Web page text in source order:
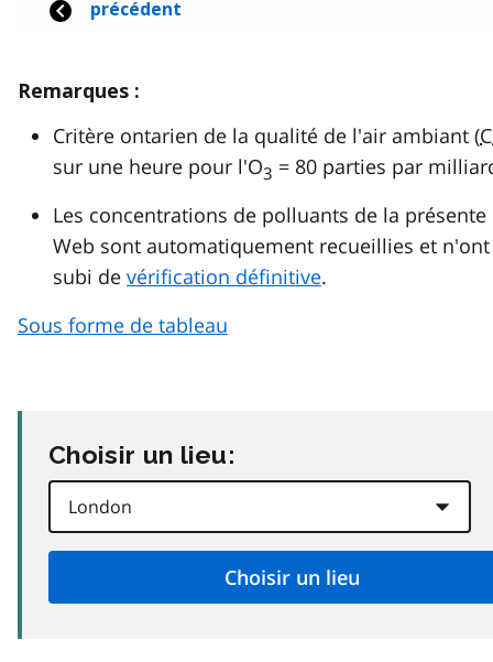
Remarques :
Critère ontarien de la qualité de l'air ambiant (
sur une heure pour l'O3 = 80 parties par
Les concentrations de polluants de la présente
Web sont automatiquement recueillies et
subi de vérification définitive.
Sous forme de tableau
Choisir un lieu: